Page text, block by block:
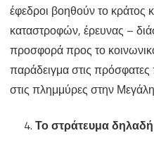
έφεδροι βοηθούν το κράτος
καταστροφών, έρευνας –
προσφορά προς το
παράδειγμα στις
στις πλημμύρες στην
Το στράτευμα δηλαδή